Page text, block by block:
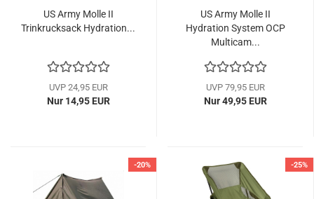
US Army Molle II
Trinkrucksack Hydration...
UVP 24,95 EUR
Nur 14,95 EUR
US Army Molle II
Hydration System OCP
Multicam...
UVP 79,95 EUR
Nur 49,95 EUR
-20% -25%